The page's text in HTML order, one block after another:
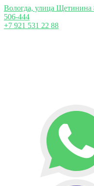
Вологда, улица Щетинина
506-444
+7 921 531 22 88